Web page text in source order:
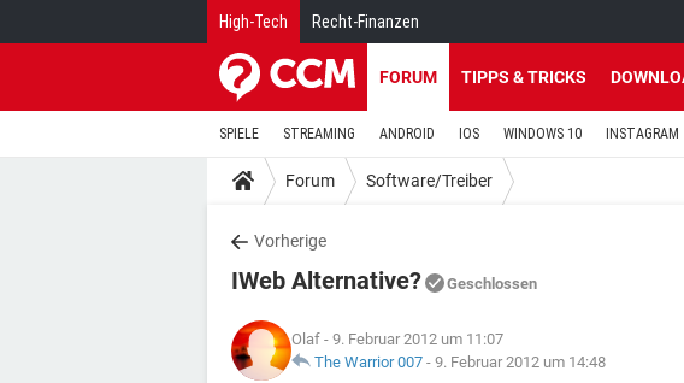
High-Tech Recht-Finanzen
FORUM TIPPS & TRICKS
SPIELE STREAMING ANDROID IOS WINDOWS 10 INSTAGRAM
Forum Software/Treiber
Vorherige
IWeb Alternative? Geschlossen
Olaf - 9. Februar 2012 um 11:07
The Warrior 007 - 9. Februar 2012 um 14:48